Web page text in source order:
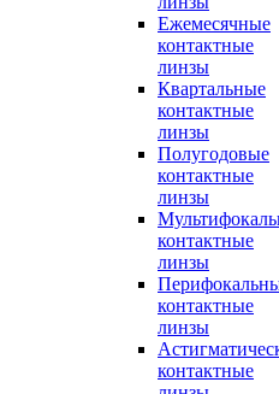
Ежемесячные
контактные
линзы
Квартальные
контактные
линзы
Полугодовые
контактные
линзы
контактные
линзы
контактные
линзы
контактные